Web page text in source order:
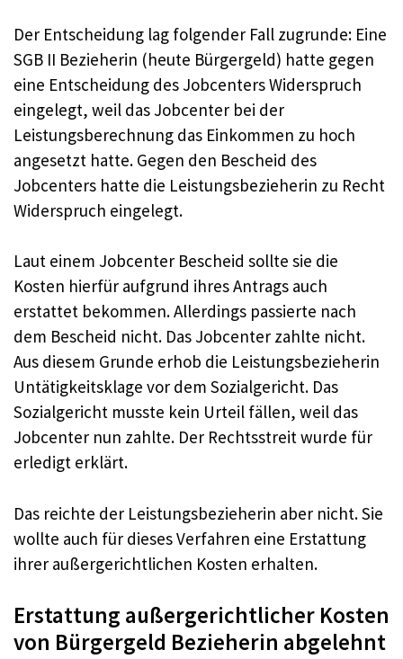
Der Entscheidung lag folgender Fall zugrunde: Eine
SGB II Bezieherin (heute Bürgergeld) hatte gegen
eine Entscheidung des Jobcenters Widerspruch
eingelegt, weil das Jobcenter bei der
Leistungsberechnung das Einkommen zu hoch
angesetzt hatte. Gegen den Bescheid des
Jobcenters hatte die Leistungsbezieherin zu Recht
Widerspruch eingelegt.
Laut einem Jobcenter Bescheid sollte sie die
Kosten hierfür aufgrund ihres Antrags auch
erstattet bekommen. Allerdings passierte nach
dem Bescheid nicht. Das Jobcenter zahlte nicht.
Aus diesem Grunde erhob die Leistungsbezieherin
Untätigkeitsklage vor dem Sozialgericht. Das
Sozialgericht musste kein Urteil fällen, weil das
Jobcenter nun zahlte. Der Rechtsstreit wurde für
erledigt erklärt.
Das reichte der Leistungsbezieherin aber nicht. Sie
wollte auch für dieses Verfahren eine Erstattung
ihrer außergerichtlichen Kosten erhalten.
Erstattung außergerichtlicher Kosten
von Bürgergeld Bezieherin abgelehnt